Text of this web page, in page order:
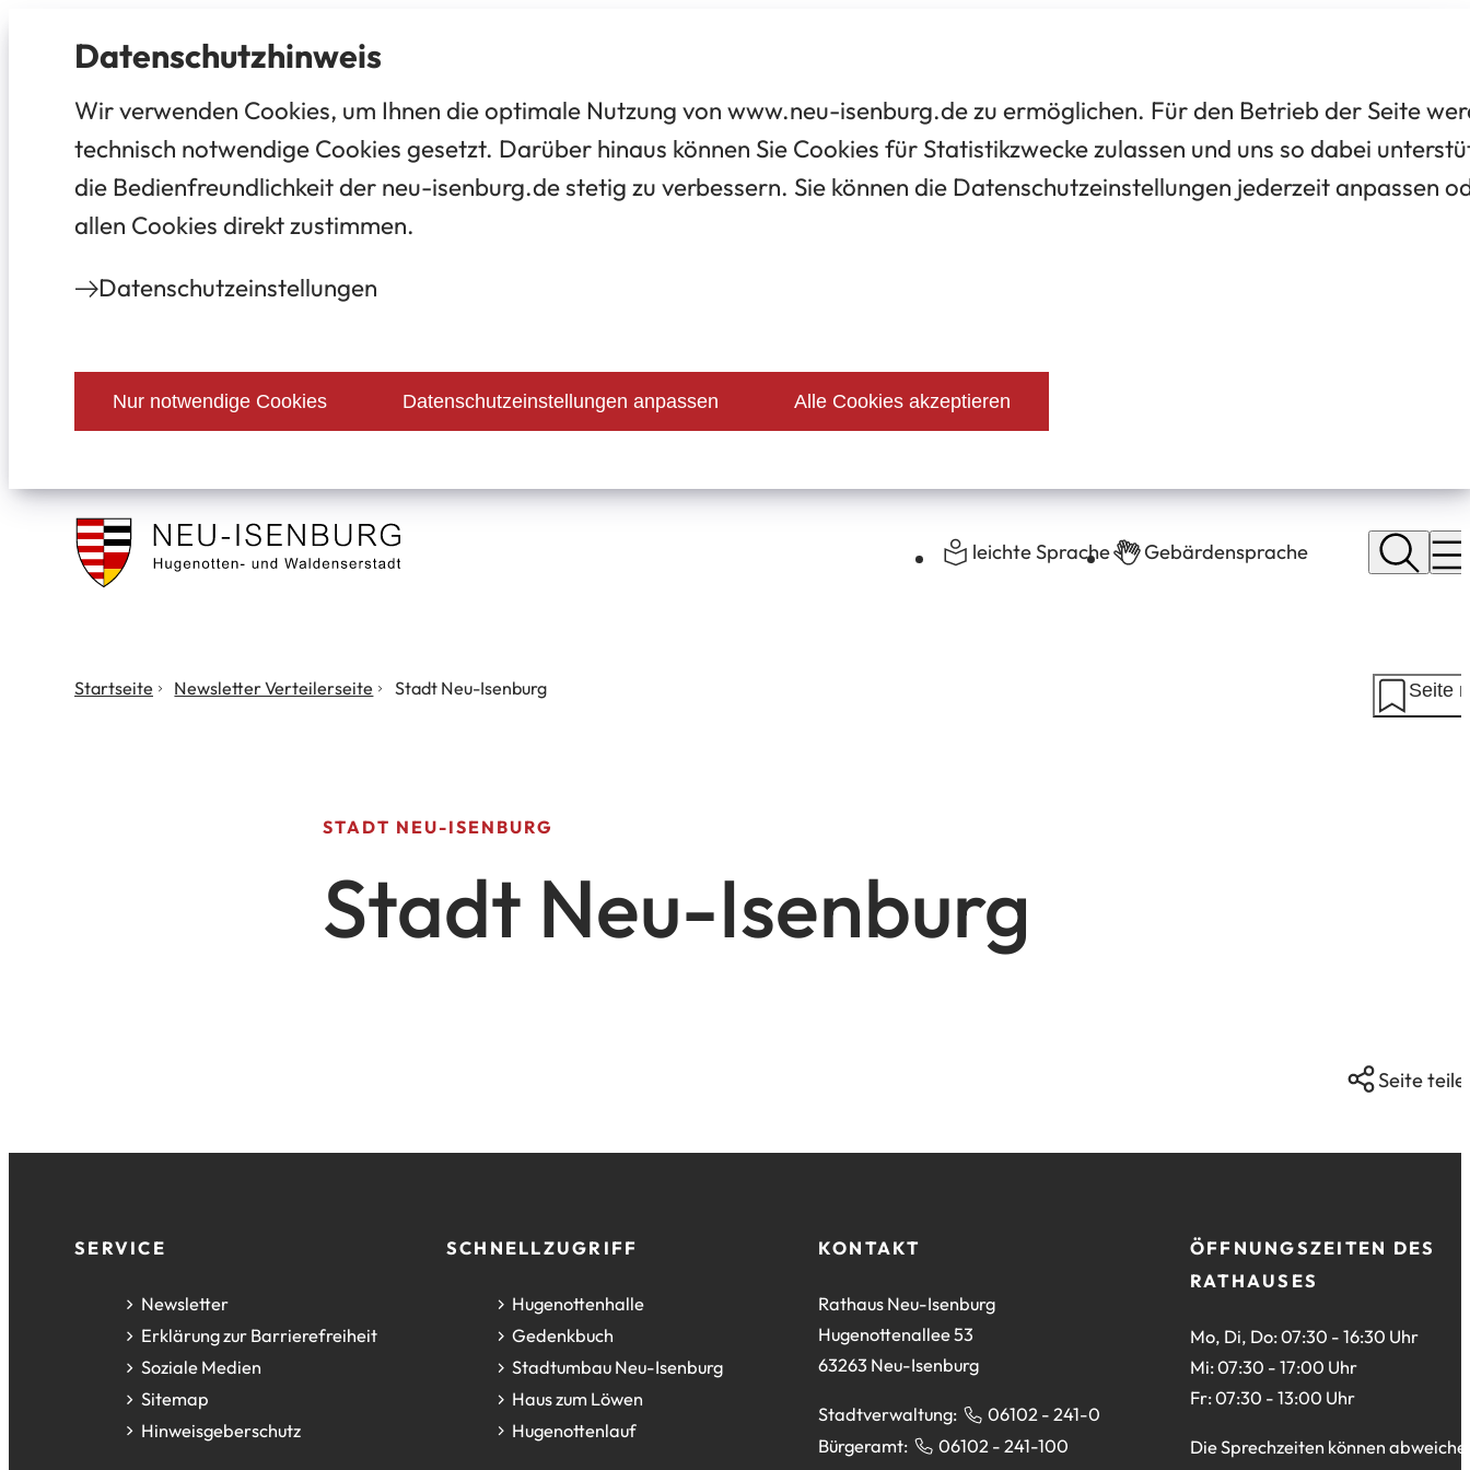
Datenschutz­hinweis
Wir verwenden Cookies, um Ihnen die optimale Nutzung von www.neu-isenburg.de zu ermöglichen. Für den Betrieb der Seite
technisch notwendige Cookies gesetzt. Darüber hinaus können Sie Cookies für Statistikzwecke zulassen und uns so dabei
die Bedienfreundlichkeit der neu-isenburg.de stetig zu verbessern. Sie können die Datenschutzeinstellungen jederzeit anpassen
allen Cookies direkt zustimmen.
Datenschutz­einstellungen
Nur notwendige Cookies Datenschutzeinstellungen anpassen Alle Cookies akzeptieren
Stadt
Isenburg
leichte Sprache Gebärdensprache
Startseite Newsletter Verteilerseite Stadt Neu-Isenburg Seite
STADT NEU-ISENBURG
Stadt Neu-Isenburg
Seite
FußzeileSERVICE
Newsletter
Erklärung zur Barrierefreiheit
Soziale Medien
Sitemap
Hinweisgeberschutz
SCHNELLZUGRIFF
Hugenottenhalle
(Öffnet
in
einem
neuen
Tab)
Gedenkbuch
(Öffnet
in
einem
neuen
Stadtumbau Neu-Isenburg
(Öffnet
in
einem
Haus zum Löwen
(Öffnet
in Hugenottenlauf
(Öffnet
KONTAKT
Rathaus Neu-Isenburg
Hugenottenallee 53
63263 Neu-Isenburg
Stadtverwaltung:
06102 - 241-0
Bürgeramt:
06102 - 241-100
ÖFFNUNGSZEITEN DES
RATHAUSES
Mo, Di, Do: 07:30 - 16:30 Uhr
Mi: 07:30 - 17:00 Uhr
Fr: 07:30 - 13:00 Uhr
Die Sprechzeiten können